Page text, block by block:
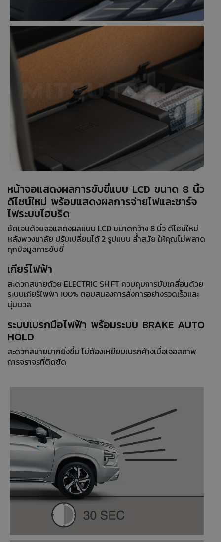
หน้าจอแสดงผลการขับขี่แบบ LCD ขนาด 8 นิ้ว
ดีไซน์ใหม่ พร้อมแสดงผลการจ่ายไฟและชาร์จ
ไฟระบบไฮบริด
ชัดเจนด้วยจอแสดงผลแบบ LCD ขนาดกว้าง 8 นิ้ว ดีไซน์ใหม่
หลังพวงมาลัย ปรับเปลี่ยนได้ 2 รูปแบบ ล้ำสมัย ให้คุณไม่พลาด
ทุกข้อมูลการขับขี่
เกียร์ไฟฟ้า
สะดวกสบายด้วย ELECTRIC SHIFT ควบคุมการขับเคลื่อนด้วย
ระบบเกียร์ไฟฟ้า 100% ตอบสนองการสั่งการอย่างรวดเร็วและ
นุ่มนวล
ระบบเบรกมือไฟฟ้า พร้อมระบบ BRAKE AUTO
HOLD
สะดวกสบายมากยิ่งขึ้น ไม่ต้องเหยียบเบรกค้างเมื่อเจอสภาพ
การจราจรที่ติดขัด